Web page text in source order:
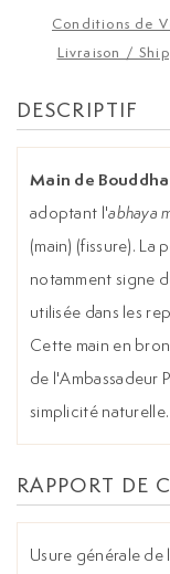
Conditions de
Livraison /
DESCRIPTIF
Main de
adoptant l'abhaya
(main) (fissure). La
notamment signe
utilisée dans les
Cette main en
de l'Ambassadeur
simplicité naturelle.
RAPPORT DE
Usure générale de